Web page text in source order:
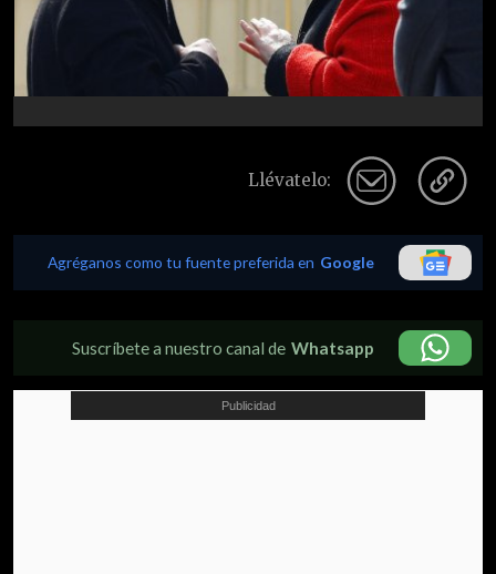
Llévatelo:
Agréganos como tu fuente preferida en Google
Suscríbete a nuestro canal de Whatsapp